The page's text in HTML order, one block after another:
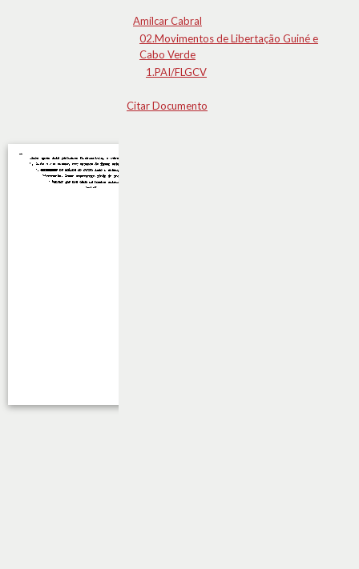
Amílcar Cabral
02.Movimentos de Libertação Guiné e
Cabo Verde
1.PAI/FLGCV
Citar Documento